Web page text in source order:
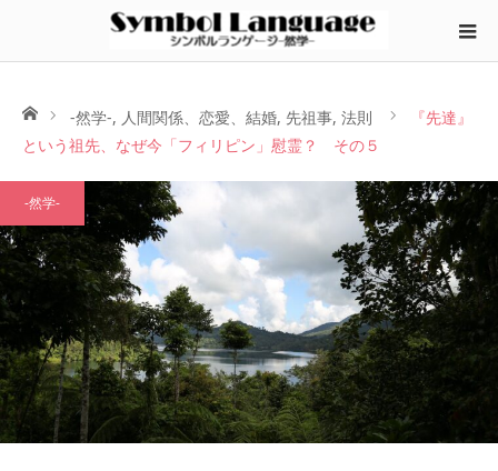
ホーム-然学-, 人間関係、恋愛、結婚, 先祖事, 法則
『先達』
という祖先、なぜ今「フィリピン」慰霊？ その５
-然学-